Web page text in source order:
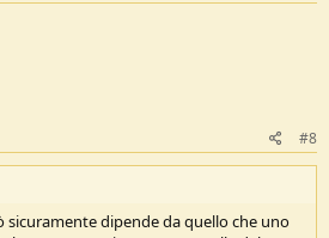
#8
sicuramente dipende da quello che uno